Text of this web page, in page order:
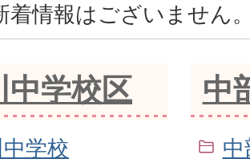
着情報はございません
中学校区
学校
中
中